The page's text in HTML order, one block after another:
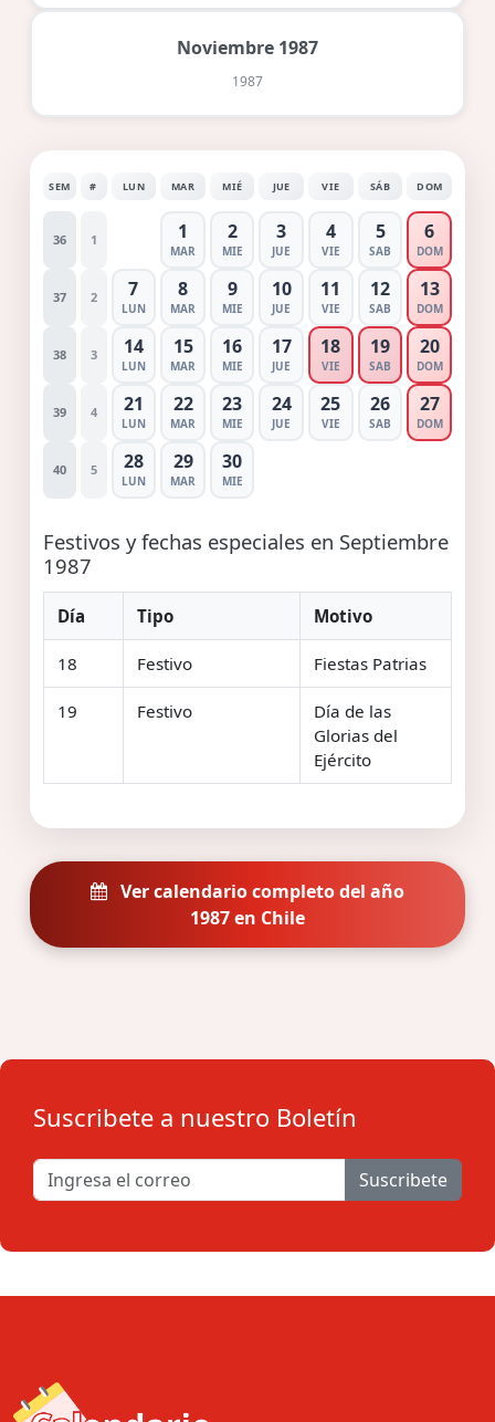
Noviembre 1987
1987
SEM # LUN MAR MIÉ JUE VIE SÁB DOM
36 1 1
MAR
2
MIE
3
JUE
4
VIE
5
SAB
6
DOM
37 2 7
LUN
8
MAR
9
MIE
10
JUE
11
VIE
12
SAB
13
DOM
38 3 14
LUN
15
MAR
16
MIE
17
JUE
18
VIE
19
SAB
20
DOM
39 4 21
LUN
22
MAR
23
MIE
24
JUE
25
VIE
26
SAB
27
DOM
40 5 28
LUN
29
MAR
30
MIE
Festivos y fechas especiales en Septiembre
1987
Día Tipo Motivo
18 Festivo Fiestas Patrias
19 Festivo
Día de las
Glorias del
Ejército
Ver calendario completo del año
1987 en Chile
Suscribete a nuestro Boletín
Suscribete